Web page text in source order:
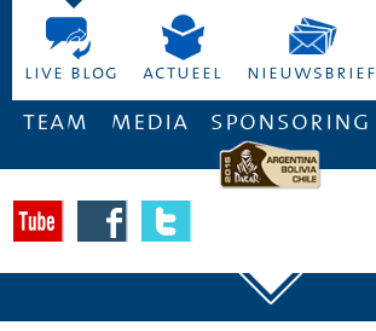
live blog actueel nieuwsbrief
team media sponsoring